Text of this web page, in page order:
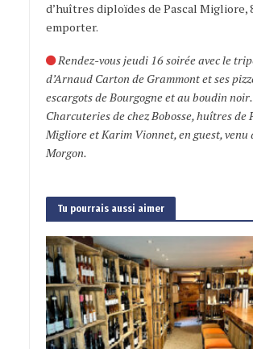
d’huîtres diploïdes de Pascal Migliore,
emporter.
Rendez-vous jeudi 16 soirée avec le
d’Arnaud Carton de Grammont et ses
escargots de Bourgogne et au boudin noir.
Charcuteries de chez Bobosse, huîtres de
Migliore et Karim Vionnet, en guest,
Morgon.
Tu pourrais aussi aimer